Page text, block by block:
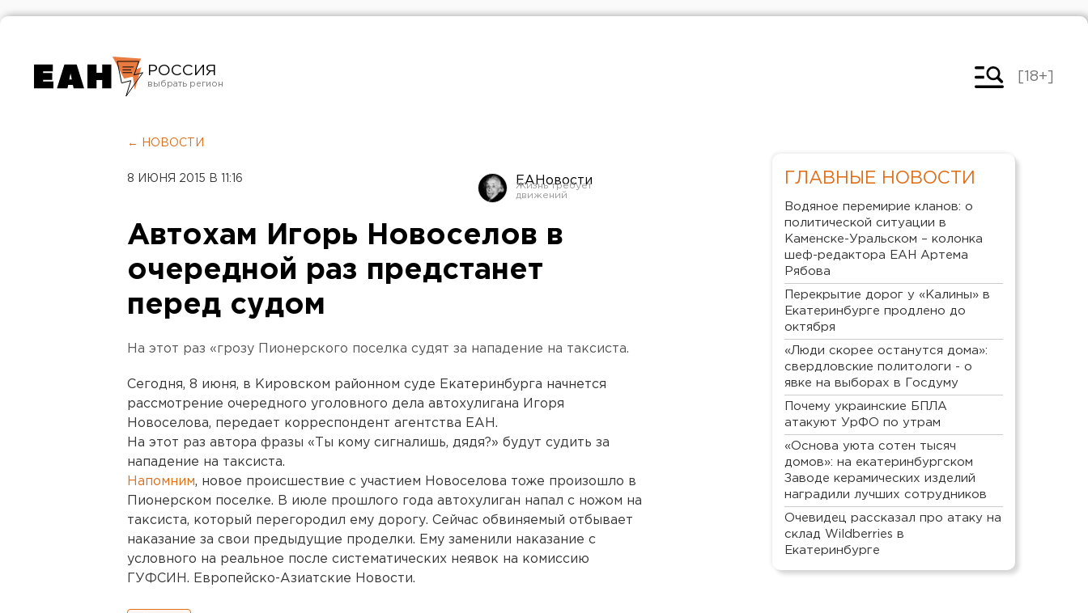
РОССИЯ
Челябинск
[18+]
← НОВОСТИ
8 ИЮНЯ 2015 В 11:16 ЕАНовости
Автохам Игорь Новоселов в
очередной раз предстанет
перед судом
На этот раз «грозу Пионерского поселка судят за нападение на таксиста.
Сегодня, 8 июня, в Кировском районном суде Екатеринбурга начнется
рассмотрение очередного уголовного дела автохулигана Игоря
Новоселова, передает корреспондент агентства ЕАН.
На этот раз автора фразы «Ты кому сигналишь, дядя?» будут судить за
нападение на таксиста.
Напомним, новое происшествие с участием Новоселова тоже произошло в
Пионерском поселке. В июле прошлого года автохулиган напал с ножом на
таксиста, который перегородил ему дорогу. Сейчас обвиняемый отбывает
наказание за свои предыдущие проделки. Ему заменили наказание с
условного на реальное после систематических неявок на комиссию
ГУФСИН. Европейско-Азиатские Новости.
ГЛАВНЫЕ НОВОСТИ
Водяное перемирие кланов: о
политической ситуации в
Каменске-Уральском – колонка
шеф-редактора ЕАН Артема
Рябова
Перекрытие дорог у «Калины» в
Екатеринбурге продлено до
октября
«Люди скорее останутся дома»:
свердловские политологи - о
явке на выборах в Госдуму
Почему украинские БПЛА
атакуют УрФО по утрам
«Основа уюта сотен тысяч
домов»: на екатеринбургском
Заводе керамических изделий
наградили лучших сотрудников
Очевидец рассказал про атаку на
склад Wildberries в
Екатеринбурге